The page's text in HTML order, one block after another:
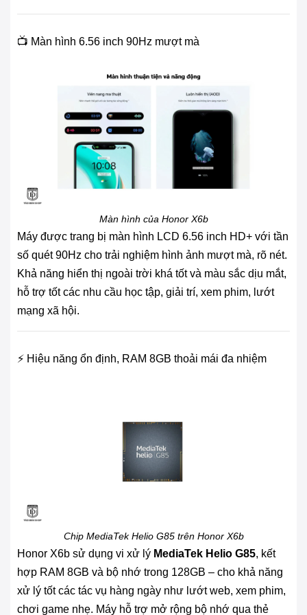
📺 Màn hình 6.56 inch 90Hz mượt mà
Màn hình của Honor X6b
Máy được trang bị màn hình LCD 6.56 inch HD+ với tần
số quét 90Hz cho trải nghiệm hình ảnh mượt mà, rõ nét.
Khả năng hiển thị ngoài trời khá tốt và màu sắc dịu mắt,
hỗ trợ tốt các nhu cầu học tập, giải trí, xem phim, lướt
mạng xã hội.
⚡ Hiệu năng ổn định, RAM 8GB thoải mái đa nhiệm
Chip MediaTek Helio G85 trên Honor X6b
Honor X6b sử dụng vi xử lý MediaTek Helio G85, kết
hợp RAM 8GB và bộ nhớ trong 128GB – cho khả năng
xử lý tốt các tác vụ hàng ngày như lướt web, xem phim,
chơi game nhẹ. Máy hỗ trợ mở rộng bộ nhớ qua thẻ